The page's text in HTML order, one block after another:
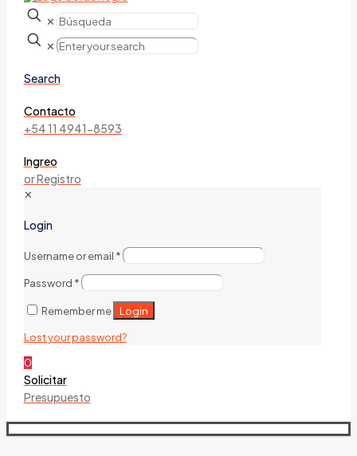
✕
✕
Search
Contacto
+54 11 4941-8593
Ingreo
or Registro
✕
Login
Username or email *
Password *
Remember me Login
Lost your password?
0
Solicitar
Presupuesto